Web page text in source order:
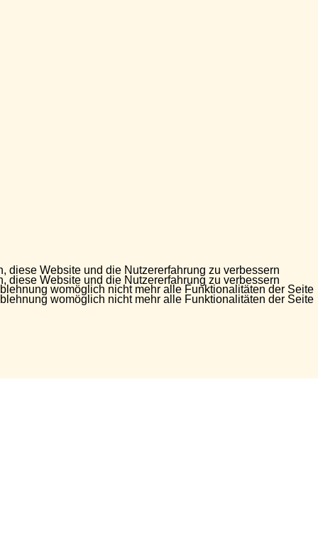
diese Website und die Nutzererfahrung zu verbessern
womöglich nicht mehr alle Funktionalitäten der Seite
diese Website und die Nutzererfahrung zu verbessern
womöglich nicht mehr alle Funktionalitäten der Seite